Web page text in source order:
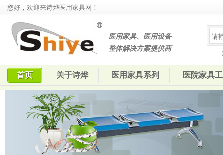
您好，欢迎来诗烨医用家具网！
医用家具、医用设备
整体解决方案提供商
首页 关于诗烨 医用家具系列 医院家具